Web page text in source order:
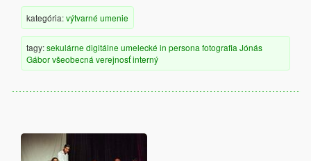
kategória:výtvarné umenie
tagy:sekulárne digitálne umelecké in persona fotografia Jónás
Gáborvšeobecná verejnosťinterný